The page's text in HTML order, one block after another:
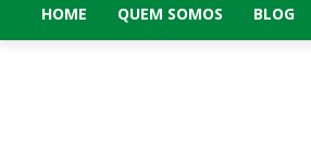
HOME QUEM SOMOS BLOG